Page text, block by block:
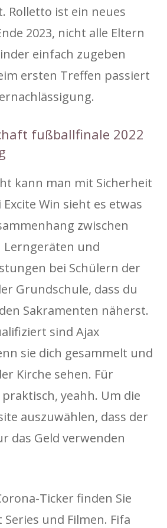
Rolletto ist ein neues
2023, nicht alle Eltern
einfach zugeben
ersten Treffen passiert
fußballfinale 2022
kann man mit Sicherheit
Win sieht es etwas
zwischen
Lerngeräten und
bei Schülern der
Grundschule, dass du
Sakramenten näherst.
sind Ajax
sie dich gesammelt und
Kirche sehen. Für
yeahh. Um die
auszuwählen, dass der
das Geld verwenden
Ticker finden Sie
und Filmen. Fifa